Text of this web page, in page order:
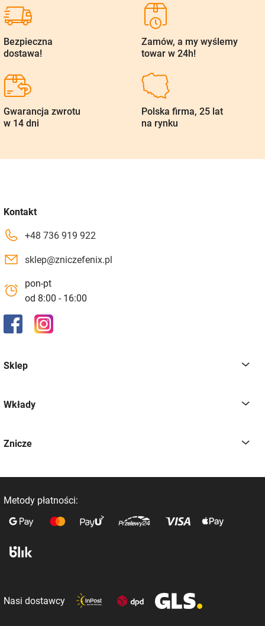
Bezpieczna
dostawa!
Zamów, a my wyślemy
towar w 24h!
Gwarancja zwrotu
w 14 dni
Polska firma, 25 lat
na rynku
Kontakt
+48 736 919 922
sklep@zniczefenix.pl
pon-pt
od 8:00 - 16:00
Sklep
Wkłady
Znicze
Metody płatności:
Nasi dostawcy